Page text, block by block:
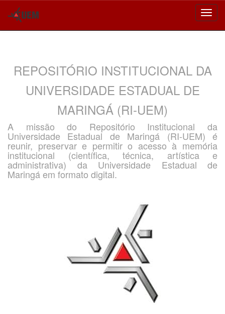
REPOSITÓRIO INSTITUCIONAL DA
UNIVERSIDADE ESTADUAL DE
MARINGÁ (RI-UEM)
A missão do Repositório Institucional da
Universidade Estadual de Maringá (RI-UEM) é
reunir, preservar e permitir o acesso à memória
institucional (científica, técnica, artística e
administrativa) da Universidade Estadual de
Maringá em formato digital.